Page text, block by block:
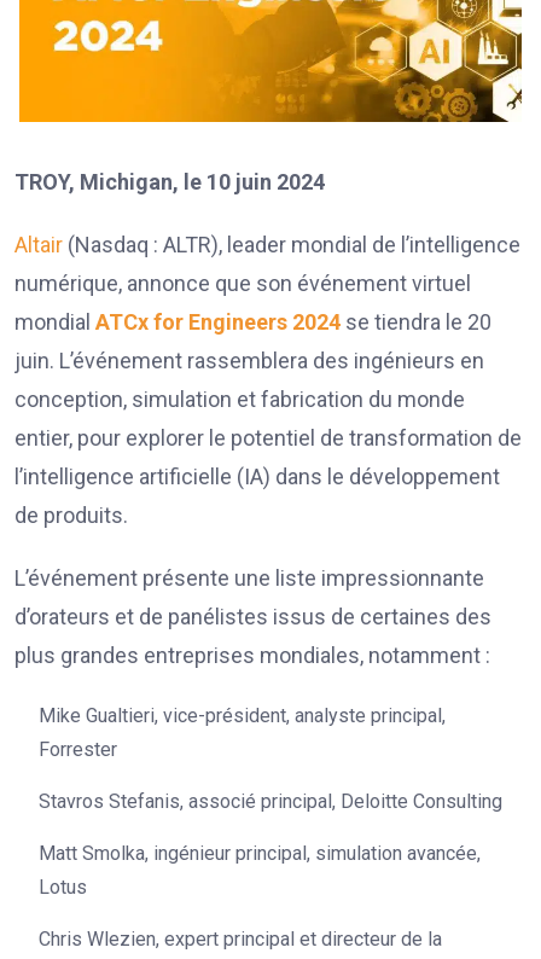
TROY, Michigan, le 10 juin 2024
Altair (Nasdaq : ALTR), leader mondial de l’intelligence
numérique, annonce que son événement virtuel
mondial ATCx for Engineers 2024 se tiendra le 20
juin. L’événement rassemblera des ingénieurs en
conception, simulation et fabrication du monde
entier, pour explorer le potentiel de transformation de
l’intelligence artificielle (IA) dans le développement
de produits.
L’événement présente une liste impressionnante
d’orateurs et de panélistes issus de certaines des
plus grandes entreprises mondiales, notamment :
Mike Gualtieri, vice-président, analyste principal,
Forrester
Stavros Stefanis, associé principal, Deloitte Consulting
Matt Smolka, ingénieur principal, simulation avancée,
Lotus
Chris Wlezien, expert principal et directeur de la